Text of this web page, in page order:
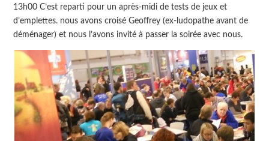
13h00 C’est reparti pour un après-midi de tests de jeux et
d’emplettes. nous avons croisé Geoffrey (ex-ludopathe avant de
déménager) et nous l’avons invité à passer la soirée avec nous.